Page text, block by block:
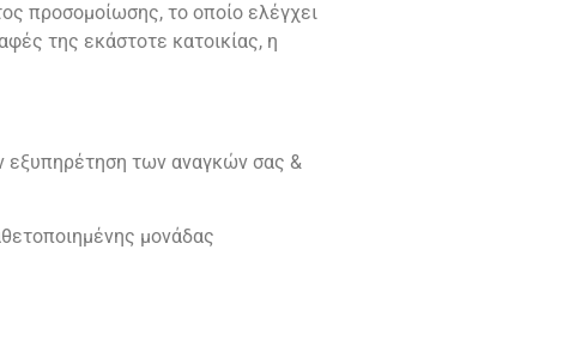
προσομοίωσης, το οποίο ελέγχει
της εκάστοτε κατοικίας, η
εξυπηρέτηση των αναγκών σας &
μονάδας